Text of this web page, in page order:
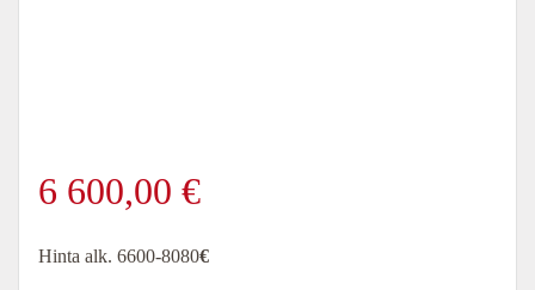
6 600,00 €
Hinta alk. 6600-8080€